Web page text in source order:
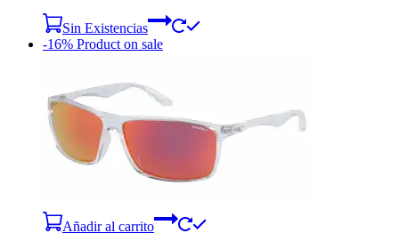
Sin Existencias
-16% Product on sale
Añadir al carrito